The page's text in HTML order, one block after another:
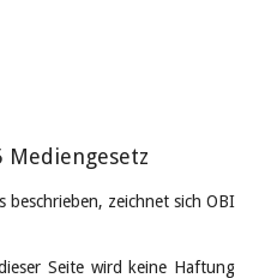
Mediengesetz
zeichnet sich OBI
Seite wird keine Haftung